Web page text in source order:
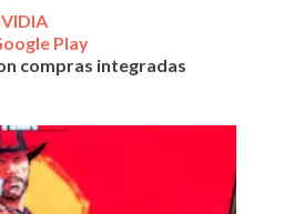
Play
compras integradas